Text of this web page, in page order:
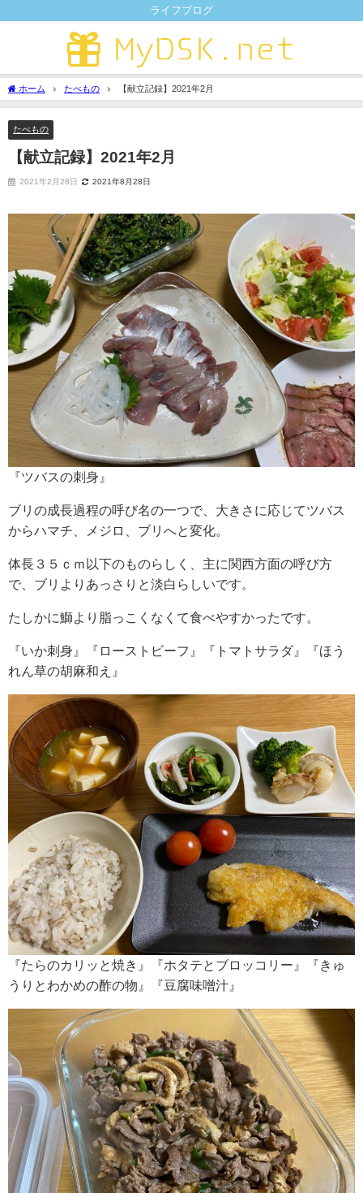
ライフブログ
ホーム たべもの 【献立記録】2021年2月
たべもの
【献立記録】2021年2月
2021年2月28日 2021年8月28日
『ツバスの刺身』
ブリの成長過程の呼び名の一つで、大きさに応じてツバス
からハマチ、メジロ、ブリへと変化。
体長３５ｃｍ以下のものらしく、主に関西方面の呼び方
で、ブリよりあっさりと淡白らしいです。
たしかに鰤より脂っこくなくて食べやすかったです。
『いか刺身』『ローストビーフ』『トマトサラダ』『ほう
れん草の胡麻和え』
『たらのカリッと焼き』『ホタテとブロッコリー』『きゅ
うりとわかめの酢の物』『豆腐味噌汁』